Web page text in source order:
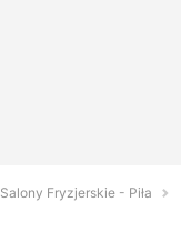
Salony Fryzjerskie - Piła